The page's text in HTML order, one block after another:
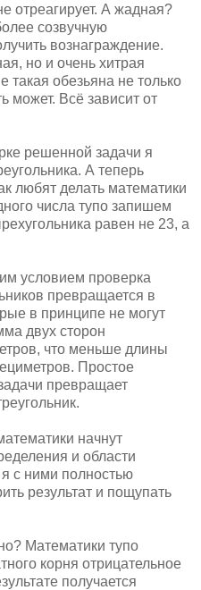
отреагирует. А жадная?
созвучную
вознаграждение.
но и очень хитрая
такая обезьяна не только
может. Всё зависит от
решенной задачи я
А теперь
любят делать математики
числа тупо запишем
равен не 23, а
условием проверка
превращается в
в принципе не могут
двух сторон
что меньше длины
Простое
превращает
начнут
и области
с ними полностью
результат и пощупать
Математики тупо
корня отрицательное
получается